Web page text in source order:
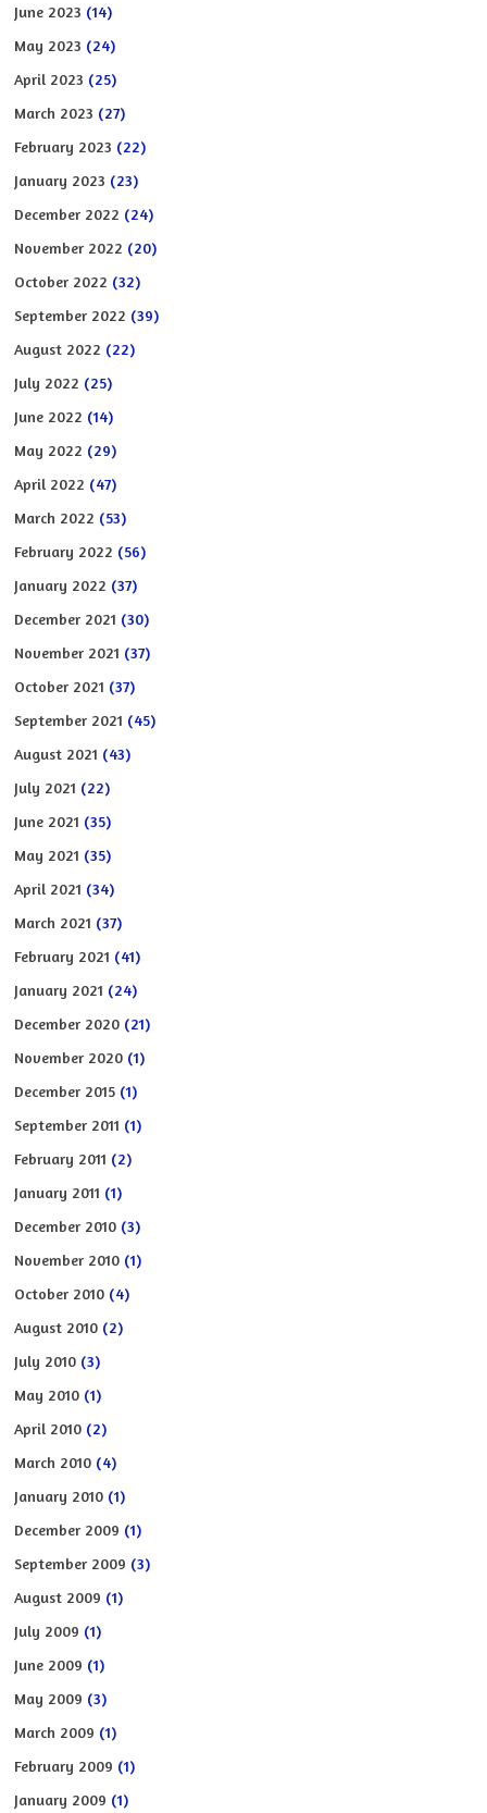
June 2023 (14)
May 2023 (24)
April 2023 (25)
March 2023 (27)
February 2023 (22)
January 2023 (23)
December 2022 (24)
November 2022 (20)
October 2022 (32)
September 2022 (39)
August 2022 (22)
July 2022 (25)
June 2022 (14)
May 2022 (29)
April 2022 (47)
March 2022 (53)
February 2022 (56)
January 2022 (37)
December 2021 (30)
November 2021 (37)
October 2021 (37)
September 2021 (45)
August 2021 (43)
July 2021 (22)
June 2021 (35)
May 2021 (35)
April 2021 (34)
March 2021 (37)
February 2021 (41)
January 2021 (24)
December 2020 (21)
November 2020 (1)
December 2015 (1)
September 2011 (1)
February 2011 (2)
January 2011 (1)
December 2010 (3)
November 2010 (1)
October 2010 (4)
August 2010 (2)
July 2010 (3)
May 2010 (1)
April 2010 (2)
March 2010 (4)
January 2010 (1)
December 2009 (1)
September 2009 (3)
August 2009 (1)
July 2009 (1)
June 2009 (1)
May 2009 (3)
March 2009 (1)
February 2009 (1)
January 2009 (1)